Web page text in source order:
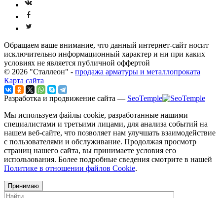
Обращаем ваше внимание, что данный интернет-сайт носит
исключительно информационный характер и ни при каких
условиях не является публичной оффертой
© 2026 "Сталлеон" - продажа арматуры и металлопроката
Карта сайта
Разработка и продвижение сайта — SeoTemple
Мы используем файлы cookie, разработанные нашими
специалистами и третьими лицами, для анализа событий на
нашем веб-сайте, что позволяет нам улучшать взаимодействие
с пользователями и обслуживание. Продолжая просмотр
страниц нашего сайта, вы принимаете условия его
использования. Более подробные сведения смотрите в нашей
Политике в отношении файлов Cookie.
Принимаю